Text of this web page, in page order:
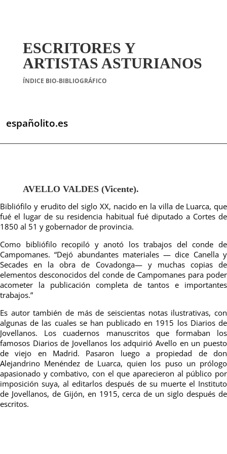
ESCRITORES Y
ARTISTAS ASTURIANOS
ÍNDICE BIO-BIBLIOGRÁFICO
españolito.es
AVELLO VALDES (Vicente).
Bibliófilo y erudito del siglo XX, nacido en la villa de Luarca, que
fué el lugar de su residencia habitual fué diputado a Cortes de
1850 al 51 y gobernador de provincia.
Como bibliófilo recopiló y anotó los trabajos del conde de
Campomanes. “Dejó abundantes materiales — dice Canella y
Secades en la obra de Covadonga— y muchas copias de
elementos desconocidos del conde de Campomanes para poder
acometer la publicación completa de tantos e importantes
trabajos.”
Es autor también de más de seiscientas notas ilustrativas, con
algunas de las cuales se han publicado en 1915 los Diarios de
Jovellanos. Los cuadernos manuscritos que formaban los
famosos Diarios de Jovellanos los adquirió Avello en un puesto
de viejo en Madrid. Pasaron luego a propiedad de don
Alejandrino Menéndez de Luarca, quien los puso un prólogo
apasionado y combativo, con el que aparecieron al público por
imposición suya, al editarlos después de su muerte el Instituto
de Jovellanos, de Gijón, en 1915, cerca de un siglo después de
escritos.